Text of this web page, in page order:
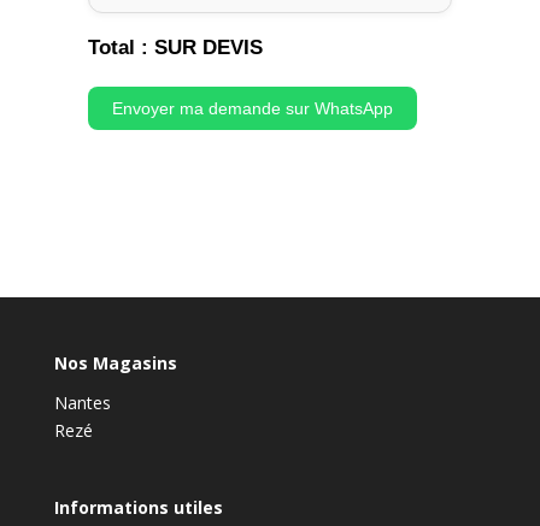
Total : SUR DEVIS
Envoyer ma demande sur WhatsApp
Nos Magasins
Nantes
Rezé
Informations utiles